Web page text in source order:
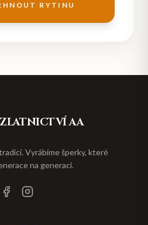
RYTINU
ZLATNICTVÍ AA
Vyrábíme šperky, které
na generaci.